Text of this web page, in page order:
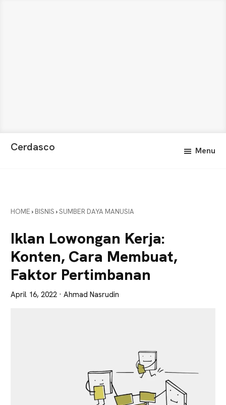
Cerdasco
Anda
Tajam
Menu
HOME › BISNIS ›SUMBER DAYA MANUSIA
Iklan Lowongan Kerja:
Konten, Cara Membuat,
Faktor Pertimbanan
April 16, 2022 · Ahmad Nasrudin